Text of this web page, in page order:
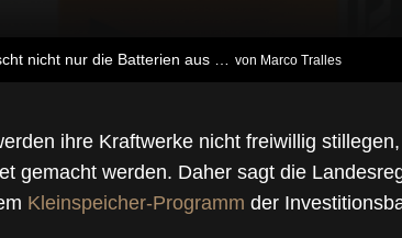
nicht nur die Batterien aus … von Marco Tralles
ihre Kraftwerke nicht freiwillig
gemacht werden. Daher sagt die
Kleinspeicher-Programm der